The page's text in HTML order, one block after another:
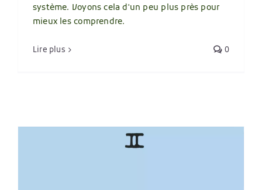
système. Voyons cela d'un peu plus près pour
mieux les comprendre.
Lire plus 0